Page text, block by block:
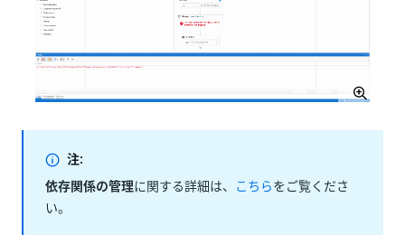
注:
依存関係の管理に関する詳細は、 こちらをご覧くださ
い。